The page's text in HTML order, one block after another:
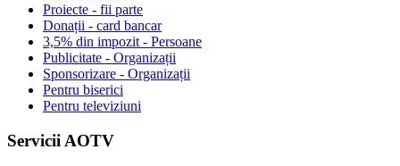
Proiecte - fii parte
Donații - card bancar
3,5% din impozit - Persoane
Publicitate - Organizații
Sponsorizare - Organizații
Pentru biserici
Pentru televiziuni
Servicii AOTV